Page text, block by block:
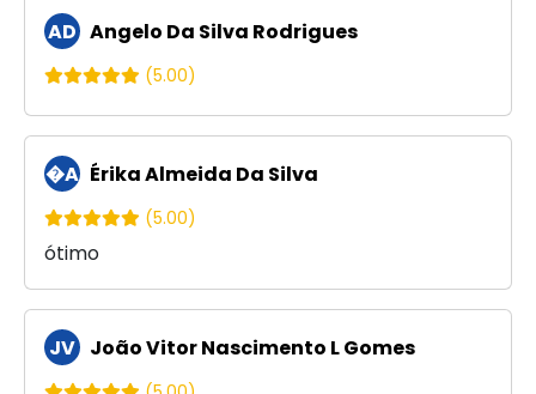
AD Angelo Da Silva Rodrigues
(5.00)
�A Érika Almeida Da Silva
(5.00)
ótimo
JV João Vitor Nascimento L Gomes